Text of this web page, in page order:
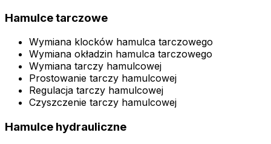
Hamulce tarczowe
Wymiana klocków hamulca tarczowego
Wymiana okładzin hamulca tarczowego
Wymiana tarczy hamulcowej
Prostowanie tarczy hamulcowej
Regulacja tarczy hamulcowej
Czyszczenie tarczy hamulcowej
Hamulce hydrauliczne